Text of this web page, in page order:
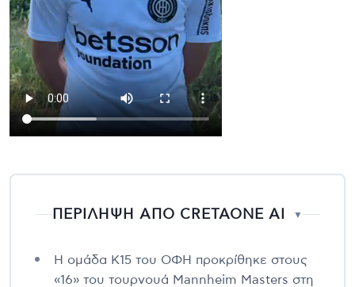
ΠΕΡΙΛΗΨΗ ΑΠΟ CRETAONE AI ▼
Η ομάδα Κ15 του ΟΦΗ προκρίθηκε στους
«16» του τουρνουά Mannheim Masters στη